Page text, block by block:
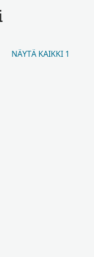
NÄYTÄ KAIKKI 1